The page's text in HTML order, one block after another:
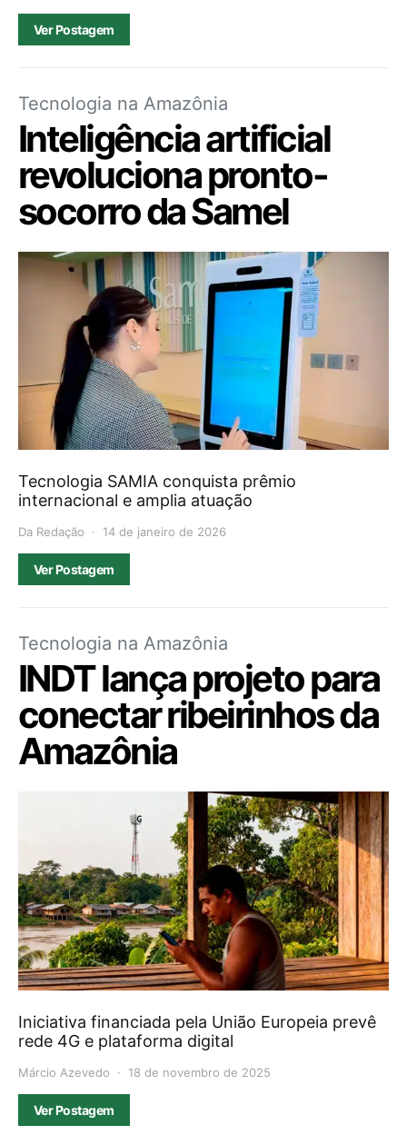
Ver Postagem
Tecnologia na Amazônia
Inteligência artificial
revoluciona pronto-
socorro da Samel
Tecnologia SAMIA conquista prêmio
internacional e amplia atuação
Da Redação 14 de janeiro de 2026
Ver Postagem
Tecnologia na Amazônia
INDT lança projeto para
conectar ribeirinhos da
Amazônia
Iniciativa financiada pela União Europeia prevê
rede 4G e plataforma digital
Márcio Azevedo 18 de novembro de 2025
Ver Postagem